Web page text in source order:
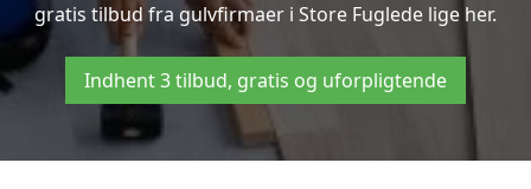
gratis tilbud fra gulvfirmaer i Store Fuglede lige her.
Indhent 3 tilbud, gratis og uforpligtende